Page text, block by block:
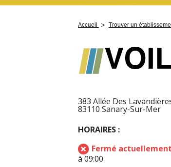
Accueil Trouver un
383 Allée Des
83110 Sanary-Sur-Mer
HORAIRES :
Fermé
à 09:00